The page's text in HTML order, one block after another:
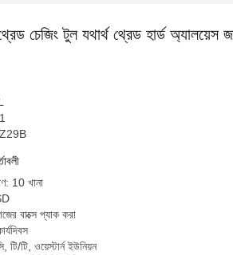
চেজিং টুল যথার্থ থ্রেড হার্ড অ্যালয়েস
Z29B
10 খানা
বাক্সে প্যাক করা
টি/টি, ওয়েস্টার্ন ইউনিয়ন